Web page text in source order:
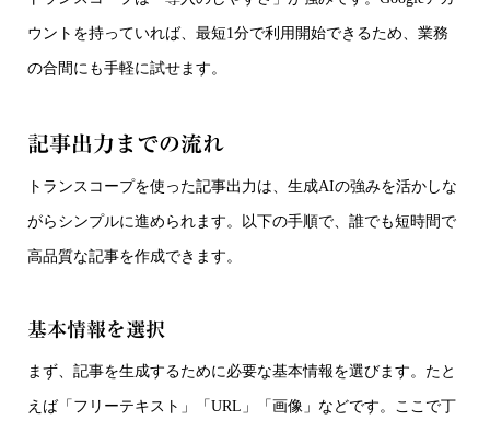
ウントを持っていれば、最短1分で利用開始できるため、業務
の合間にも手軽に試せます。
記事出力までの流れ
トランスコープを使った記事出力は、生成AIの強みを活かしな
がらシンプルに進められます。以下の手順で、誰でも短時間で
高品質な記事を作成できます。
基本情報を選択
まず、記事を生成するために必要な基本情報を選びます。たと
えば「フリーテキスト」「URL」「画像」などです。ここで丁